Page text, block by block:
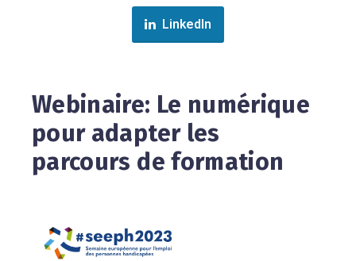
LinkedIn
Webinaire: Le numérique
pour adapter les
parcours de formation